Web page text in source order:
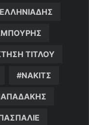
ΤΙΤΛΟΥ
ΝΑΚΙΤΣ